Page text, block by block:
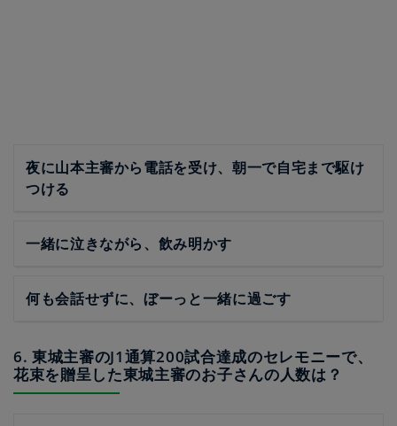
夜に山本主審から電話を受け、朝一で自宅まで駆け
つける
一緒に泣きながら、飲み明かす
何も会話せずに、ぼーっと一緒に過ごす
6. 東城主審のJ1通算200試合達成のセレモニーで、
花束を贈呈した東城主審のお子さんの人数は？